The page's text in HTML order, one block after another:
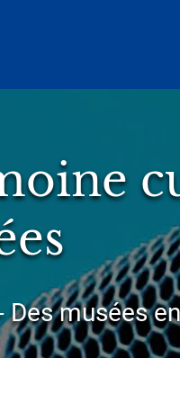
Des musées